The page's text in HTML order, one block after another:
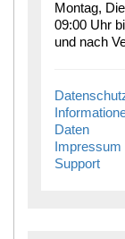
Montag,
09:00 Uhr
und nach
Daten
Impressum
Support